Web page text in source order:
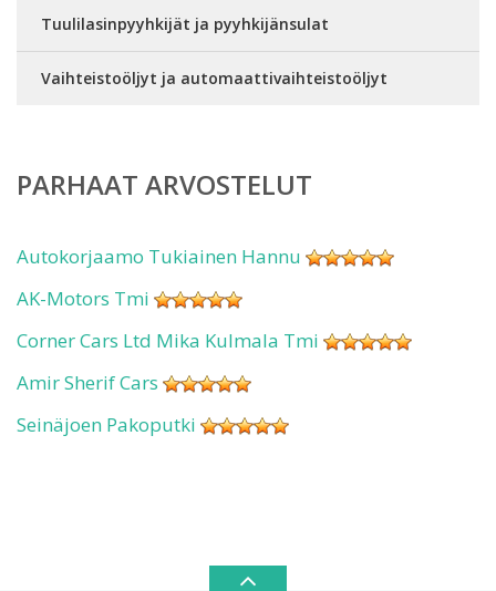
Tuulilasinpyyhkijät ja pyyhkijänsulat
Vaihteistoöljyt ja automaattivaihteistoöljyt
PARHAAT ARVOSTELUT
Autokorjaamo Tukiainen Hannu
AK-Motors Tmi
Corner Cars Ltd Mika Kulmala Tmi
Amir Sherif Cars
Seinäjoen Pakoputki